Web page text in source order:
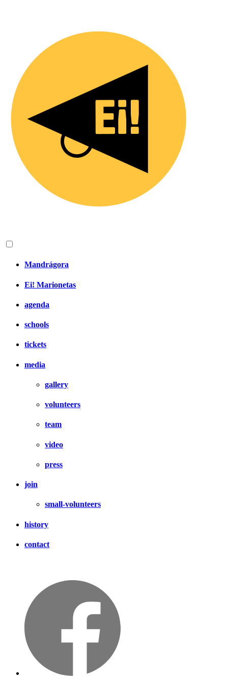
Mandrágora
Ei! Marionetas
agenda
schools
tickets
media
gallery
volunteers
team
video
press
join
small-volunteers
history
contact